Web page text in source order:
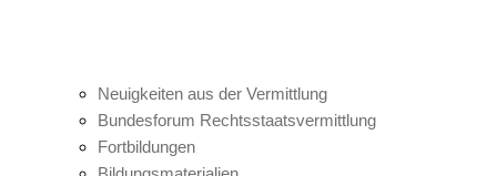
Neuigkeiten aus der Vermittlung
Bundesforum Rechtsstaatsvermittlung
Fortbildungen